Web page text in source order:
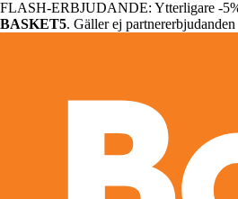
FLASH-ERBJUDANDE: Ytterligare -5%
BASKET5. Gäller ej partnererbjudanden